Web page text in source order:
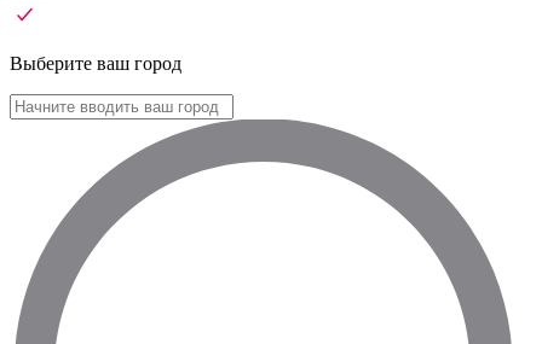
Выберите ваш город